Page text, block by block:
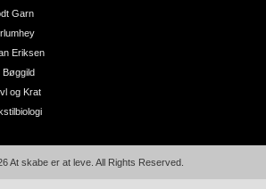
Garn
Eriksen
Bøggild
og Krat
At skabe er at leve. All Rights Reserved.